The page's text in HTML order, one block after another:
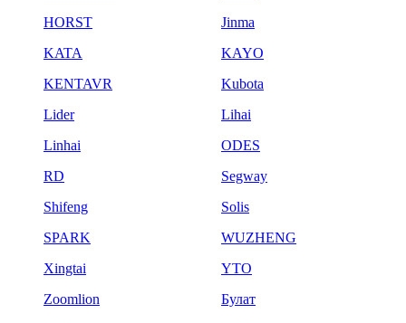
HORST
Jinma
KATA
KAYO
KENTAVR
Kubota
Lider
Lihai
Linhai
ODES
RD
Segway
Shifeng
Solis
SPARK
WUZHENG
Xingtai
YTO
Zoomlion
Булат